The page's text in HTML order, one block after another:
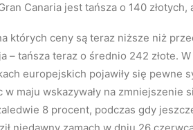
Canaria jest tańsza o 140 złotych,
których ceny są teraz niższe niż
– tańsza teraz o średnio 242 złote.
europejskich pojawiły się pewne
w maju wskazywały na zmniejszenie
8 procent, podczas gdy